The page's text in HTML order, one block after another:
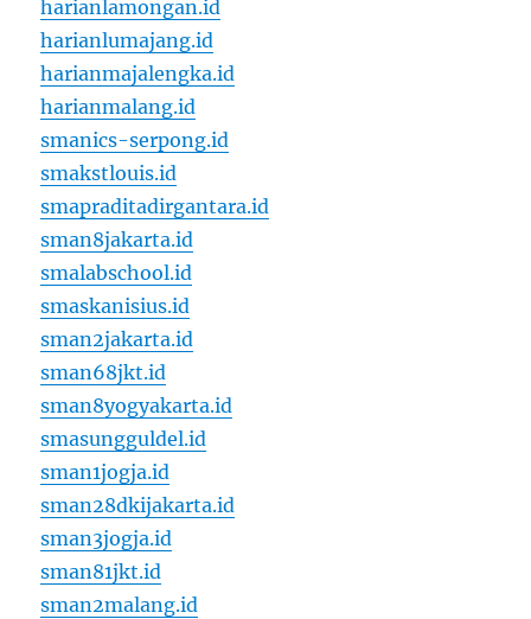
harianlamongan.id
harianlumajang.id
harianmajalengka.id
harianmalang.id
smanics-serpong.id
smakstlouis.id
smapraditadirgantara.id
sman8jakarta.id
smalabschool.id
smaskanisius.id
sman2jakarta.id
sman68jkt.id
sman8yogyakarta.id
smasungguldel.id
sman1jogja.id
sman28dkijakarta.id
sman3jogja.id
sman81jkt.id
sman2malang.id